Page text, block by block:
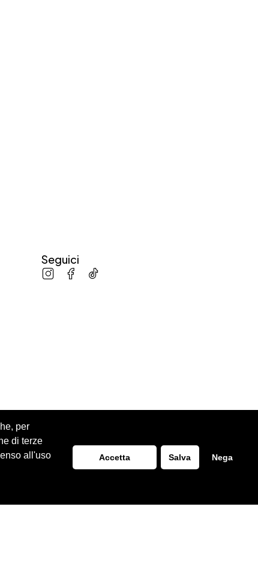
per
di terze
all'uso
Accetta Salva Nega
Seguici